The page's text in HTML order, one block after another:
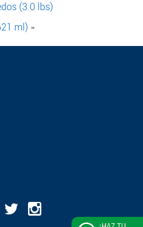
(3.0 lbs)
ml) »